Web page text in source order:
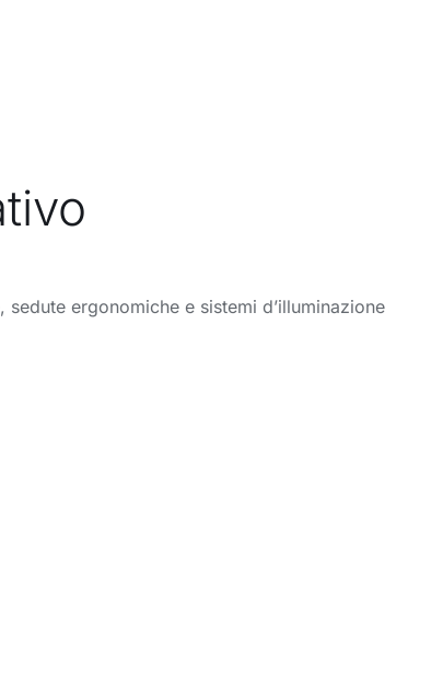
ergonomiche e sistemi d’illuminazione